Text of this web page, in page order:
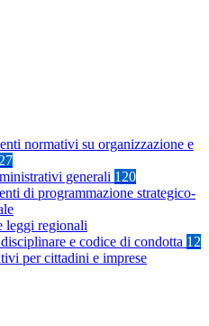
normativi su organizzazione e
27
generali 120
di programmazione strategico-
leggi regionali
e codice di condotta 12
per cittadini e imprese